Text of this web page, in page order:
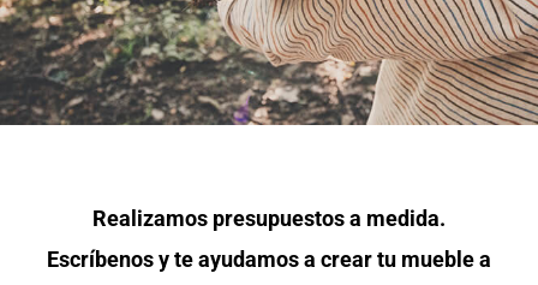
Realizamos presupuestos a medida.
Escríbenos y te ayudamos a crear tu mueble a